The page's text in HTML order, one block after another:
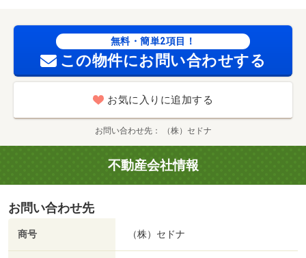
無料・簡単2項目！
この物件にお問い合わせする
お気に入りに追加する
お問い合わせ先 （株）セドナ
不動産会社情報
お問い合わせ先
商号 （株）セドナ